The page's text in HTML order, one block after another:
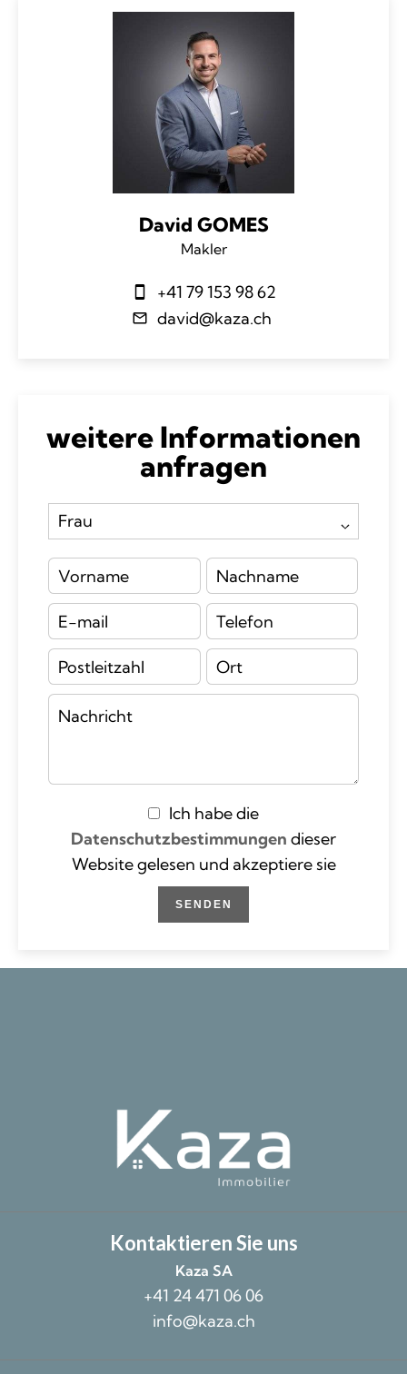
David GOMES
Makler
+41 79 153 98 62
david@kaza.ch
weitere Informationen
anfragen
Ich habe die
Datenschutzbestimmungen dieser
Website gelesen und akzeptiere sie
SENDEN
Kontaktieren Sie uns
Kaza SA
+41 24 471 06 06
info@kaza.ch